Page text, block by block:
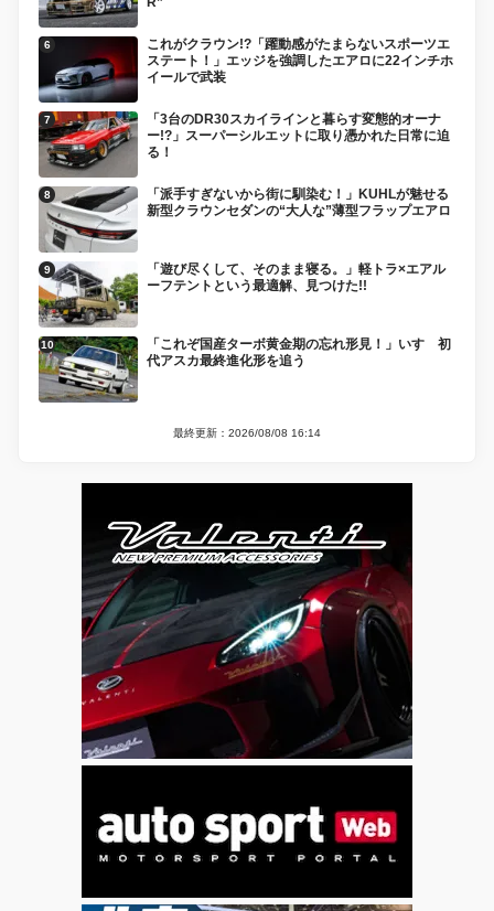
これがクラウン!?「躍動感がたまらないスポーツエ
ステート！」エッジを強調したエアロに22インチホ
イールで武装
「3台のDR30スカイラインと暮らす変態的オーナ
ー!?」スーパーシルエットに取り憑かれた日常に迫
る！
「派手すぎないから街に馴染む！」KUHLが魅せる
新型クラウンセダンの“大人な”薄型フラップエアロ
「遊び尽くして、そのまま寝る。」軽トラ×エアル
ーフテントという最適解、見つけた!!
「これぞ国産ターボ黄金期の忘れ形見！」いすゞ初
代アスカ最終進化形を追う
最終更新：2026/08/08 16:14